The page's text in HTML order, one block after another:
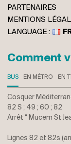
PARTENAIRES
MENTIONS
ITALIANO
Comment
BUS EN MÉTRO EN
Cosquer
82 S ; 49 ; 60 ; 82
Arrêt “ Mucem St
Lignes 82 et 82s